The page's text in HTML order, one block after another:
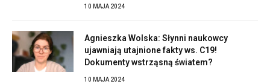
10 MAJA 2024
Agnieszka Wolska: Słynni naukowcy
ujawniają utajnione fakty ws. C19!
Dokumenty wstrząsną światem?
10 MAJA 2024